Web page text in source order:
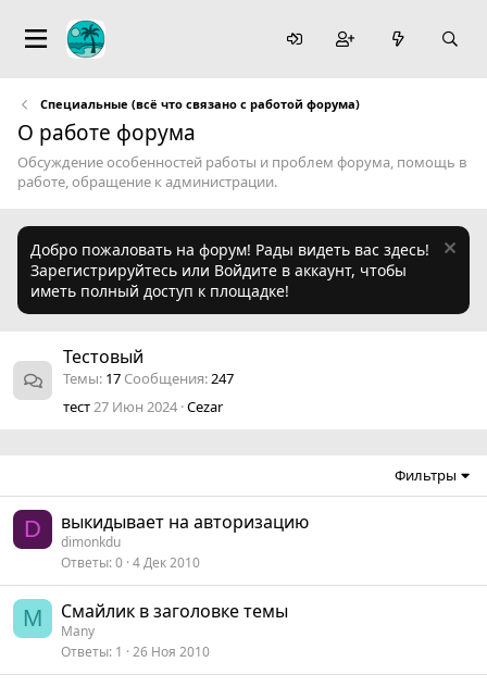
Специальные (всё что связано с работой форума)
О работе форума
Обсуждение особенностей работы и проблем форума, помощь в
работе, обращение к администрации.
Добро пожаловать на форум! Рады видеть вас здесь!
Зарегистрируйтесь или Войдите в аккаунт, чтобы
иметь полный доступ к площадке!
Тестовый
Темы 17 Сообщения 247
тест27 Июн 2024 Cezar
Фильтры
D выкидывает на авторизацию
dimonkdu
Ответы 0 4 Дек 2010
M Смайлик в заголовке темы
Many
Ответы 1 26 Ноя 2010